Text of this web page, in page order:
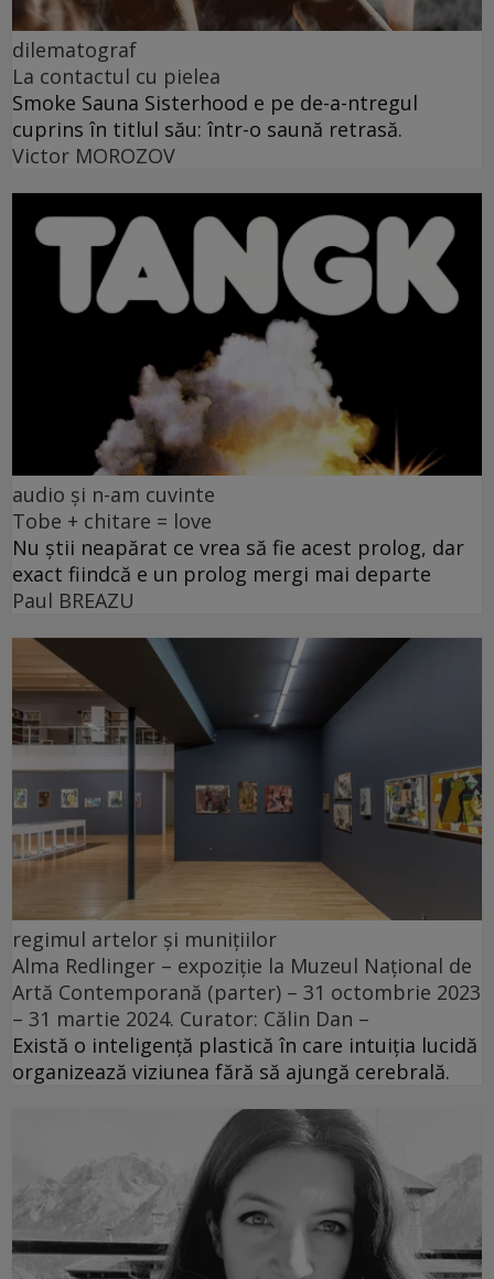
dilematograf
La contactul cu pielea
Smoke Sauna Sisterhood e pe de-a-ntregul
cuprins în titlul său: într-o saună retrasă.
Victor MOROZOV
audio și n-am cuvinte
Tobe + chitare = love
Nu știi neapărat ce vrea să fie acest prolog, dar
exact fiindcă e un prolog mergi mai departe
Paul BREAZU
regimul artelor și munițiilor
Alma Redlinger – expoziție la Muzeul Național de
Artă Contemporană (parter) – 31 octombrie 2023
– 31 martie 2024. Curator: Călin Dan –
Există o inteligență plastică în care intuiția lucidă
organizează viziunea fără să ajungă cerebrală.